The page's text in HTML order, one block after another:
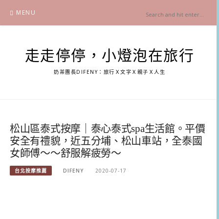
content
MENU
走走停停，小燈泡在旅行
奶茶團長DIFENY：旅行Ｘ文字Ｘ親子Ｘ人生
松山區泰式按摩｜泰心泰式spa生活館。平價
安全有禮貌，近五分埔、松山車站，全泰國
女師傅～～舒服解疲勞～
台北按摩推薦 DIFENY 2020-07-17